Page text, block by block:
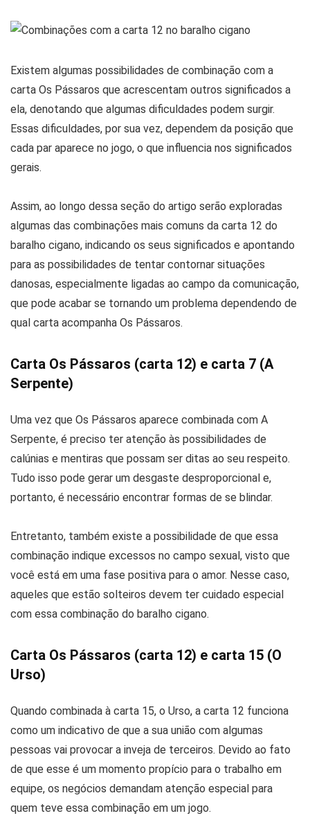
Existem algumas possibilidades de combinação com a
carta Os Pássaros que acrescentam outros significados a
ela, denotando que algumas dificuldades podem surgir.
Essas dificuldades, por sua vez, dependem da posição que
cada par aparece no jogo, o que influencia nos significados
gerais.
Assim, ao longo dessa seção do artigo serão exploradas
algumas das combinações mais comuns da carta 12 do
baralho cigano, indicando os seus significados e apontando
para as possibilidades de tentar contornar situações
danosas, especialmente ligadas ao campo da comunicação,
que pode acabar se tornando um problema dependendo de
qual carta acompanha Os Pássaros.
Carta Os Pássaros (carta 12) e carta 7 (A
Serpente)
Uma vez que Os Pássaros aparece combinada com A
Serpente, é preciso ter atenção às possibilidades de
calúnias e mentiras que possam ser ditas ao seu respeito.
Tudo isso pode gerar um desgaste desproporcional e,
portanto, é necessário encontrar formas de se blindar.
Entretanto, também existe a possibilidade de que essa
combinação indique excessos no campo sexual, visto que
você está em uma fase positiva para o amor. Nesse caso,
aqueles que estão solteiros devem ter cuidado especial
com essa combinação do baralho cigano.
Carta Os Pássaros (carta 12) e carta 15 (O
Urso)
Quando combinada à carta 15, o Urso, a carta 12 funciona
como um indicativo de que a sua união com algumas
pessoas vai provocar a inveja de terceiros. Devido ao fato
de que esse é um momento propício para o trabalho em
equipe, os negócios demandam atenção especial para
quem teve essa combinação em um jogo.